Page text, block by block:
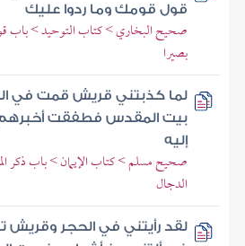
قول قومك وما ردوا عليك
صحيح البخاري > كتاب التوحيد > باب قول
بصيرا
لما كذبتني قريش قمت في
بيت المقدس فطفقت أخبرهم
إليه
صحيح مسلم > كتاب الإيمان > باب ذكر
الدجال
لقد رأيتني في الحجر